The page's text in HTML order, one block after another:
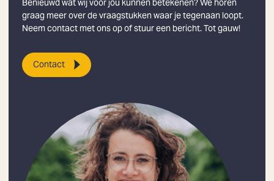
graag meer over de vraagstukken waar je tegenaan loopt.
Neem contact met ons op of stuur een bericht. Tot gauw!
Contact